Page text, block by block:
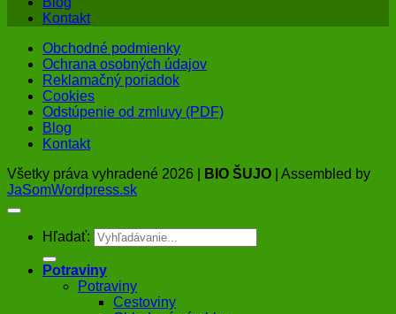
Kontakt
Obchodné podmienky
Ochrana osobných údajov
Reklamačný poriadok
Cookies
Odstúpenie od zmluvy (PDF)
Blog
Kontakt
Všetky práva vyhradené 2026 |
BIO ŠUJO | Assembled by
JaSomWordpress.sk
Hľadať:
Potraviny
Potraviny
Cestoviny